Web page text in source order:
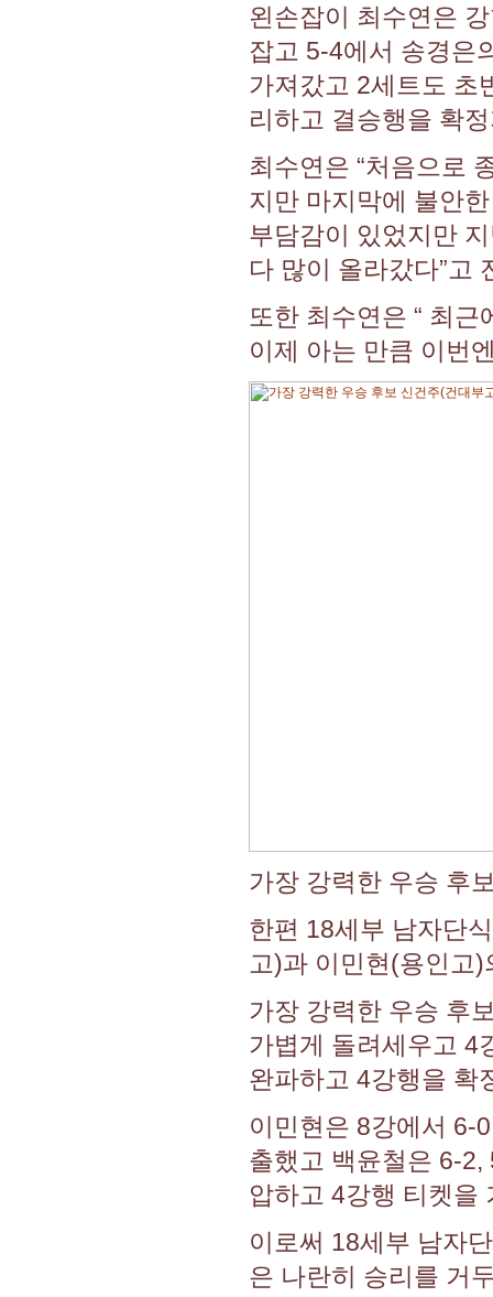
왼손잡이 최수연은
잡고 5-4에서 송경은
가져갔고 2세트도 초
리하고 결승행을 확
최수연은 “처음으로
지만 마지막에 불안
부담감이 있었지만
다 많이 올라갔다”고
또한 최수연은 “ 최
이제 아는 만큼 이번
가장 강력한 우승 후
한편 18세부 남자단
고)과 이민현(용인고
가장 강력한 우승 후
가볍게 돌려세우고 4
완파하고 4강행을 확
이민현은 8강에서 6-
출했고 백윤철은 6-
압하고 4강행 티켓을
이로써 18세부 남자
은 나란히 승리를 거